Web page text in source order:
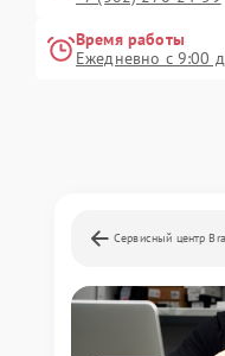
Время работы
Ежедневно с 9:00
Сервисный центр